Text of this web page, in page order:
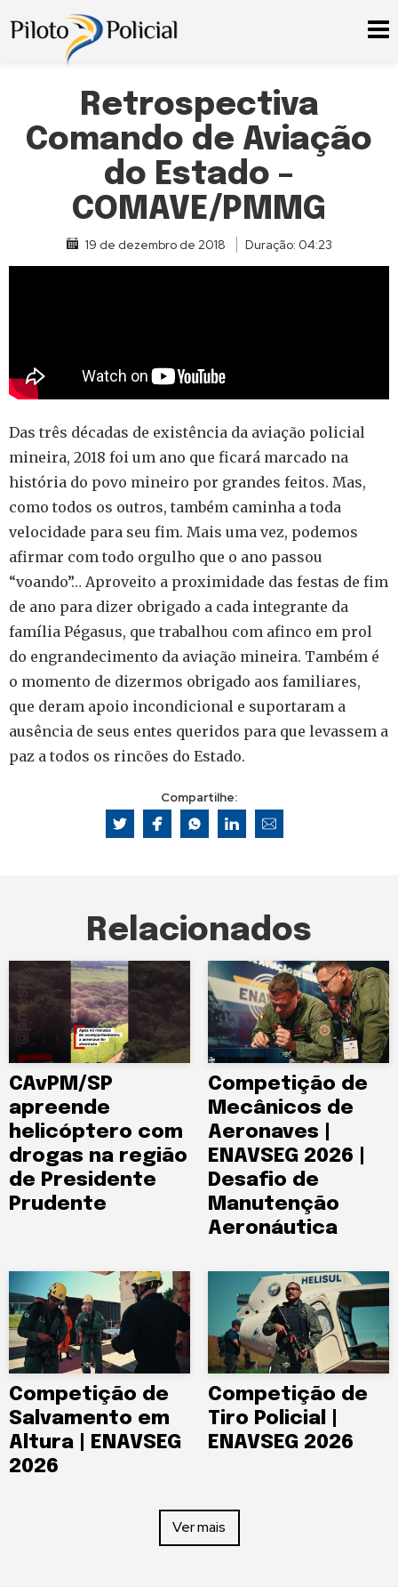
Retrospectiva
Comando de Aviação
do Estado –
COMAVE/PMMG
19 de dezembro de 2018 Duração: 04:23
Das três décadas de existência da aviação policial
mineira, 2018 foi um ano que ficará marcado na
história do povo mineiro por grandes feitos. Mas,
como todos os outros, também caminha a toda
velocidade para seu fim. Mais uma vez, podemos
afirmar com todo orgulho que o ano passou
“voando”… Aproveito a proximidade das festas de fim
de ano para dizer obrigado a cada integrante da
família Pégasus, que trabalhou com afinco em prol
do engrandecimento da aviação mineira. Também é
o momento de dizermos obrigado aos familiares,
que deram apoio incondicional e suportaram a
ausência de seus entes queridos para que levassem a
paz a todos os rincões do Estado.
Compartilhe:
Relacionados
CAvPM/SP
apreende
helicóptero com
drogas na região
de Presidente
Prudente
Competição de
Mecânicos de
Aeronaves |
ENAVSEG 2026 |
Desafio de
Manutenção
Aeronáutica
Competição de
Salvamento em
Altura | ENAVSEG
2026
Competição de
Tiro Policial |
ENAVSEG 2026
Ver mais